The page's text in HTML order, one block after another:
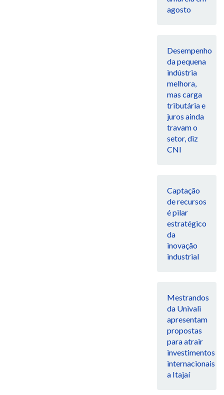
agosto
Desempenho
da pequena
indústria
melhora,
mas carga
tributária e
juros ainda
travam o
setor, diz
CNI
Captação
de recursos
é pilar
estratégico
da
inovação
industrial
Mestrandos
da Univali
apresentam
propostas
para atrair
investimentos
internacionais
a Itajaí